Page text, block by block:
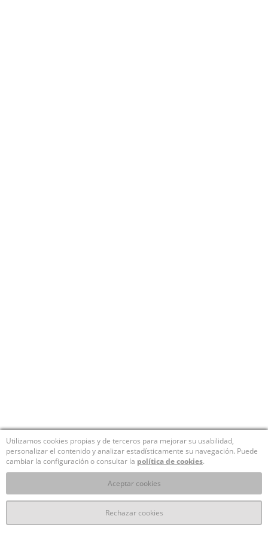
Utilizamos cookies propias y de terceros para mejorar su usabilidad,
personalizar el contenido y analizar estadísticamente su navegación. Puede
cambiar la configuración o consultar la política de cookies.
Aceptar cookies
Rechazar cookies